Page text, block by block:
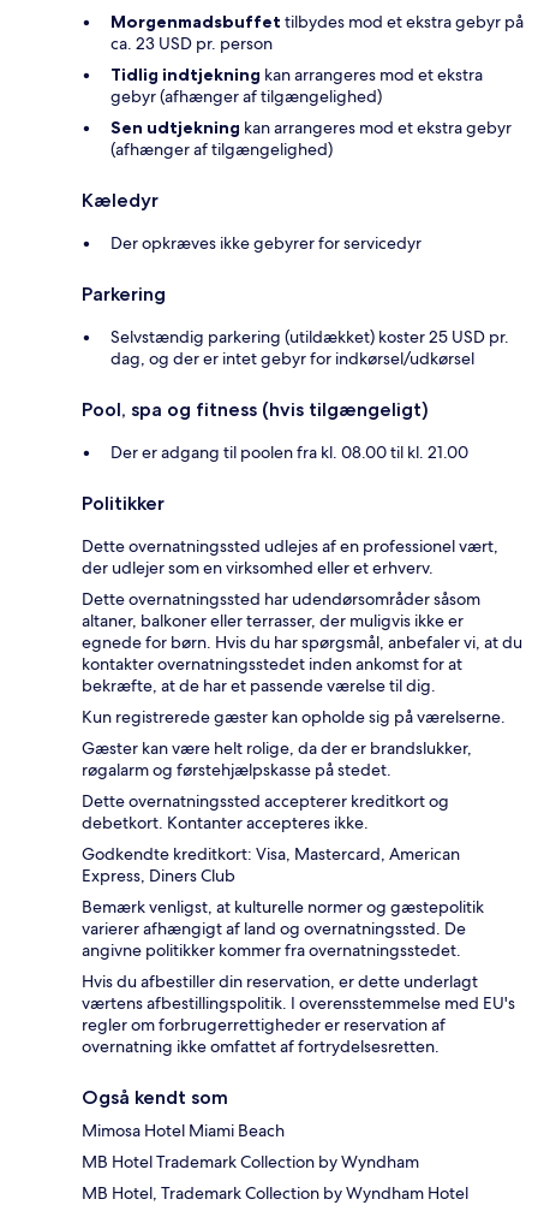
Morgenmadsbuffet tilbydes mod et ekstra gebyr på
ca. 23 USD pr. person
Tidlig indtjekning kan arrangeres mod et ekstra
gebyr (afhænger af tilgængelighed)
Sen udtjekning kan arrangeres mod et ekstra gebyr
(afhænger af tilgængelighed)
Kæledyr
Der opkræves ikke gebyrer for servicedyr
Parkering
Selvstændig parkering (utildækket) koster 25 USD pr.
dag, og der er intet gebyr for indkørsel/udkørsel
Pool, spa og fitness (hvis tilgængeligt)
Der er adgang til poolen fra kl. 08.00 til kl. 21.00
Politikker
Dette overnatningssted udlejes af en professionel vært,
der udlejer som en virksomhed eller et erhverv.
Dette overnatningssted har udendørsområder såsom
altaner, balkoner eller terrasser, der muligvis ikke er
egnede for børn. Hvis du har spørgsmål, anbefaler vi, at du
kontakter overnatningsstedet inden ankomst for at
bekræfte, at de har et passende værelse til dig.
Kun registrerede gæster kan opholde sig på værelserne.
Gæster kan være helt rolige, da der er brandslukker,
røgalarm og førstehjælpskasse på stedet.
Dette overnatningssted accepterer kreditkort og
debetkort. Kontanter accepteres ikke.
Godkendte kreditkort: Visa, Mastercard, American
Express, Diners Club
Bemærk venligst, at kulturelle normer og gæstepolitik
varierer afhængigt af land og overnatningssted. De
angivne politikker kommer fra overnatningsstedet.
Hvis du afbestiller din reservation, er dette underlagt
værtens afbestillingspolitik. I overensstemmelse med EU's
regler om forbrugerrettigheder er reservation af
overnatning ikke omfattet af fortrydelsesretten.
Også kendt som
Mimosa Hotel Miami Beach
MB Hotel Trademark Collection by Wyndham
MB Hotel, Trademark Collection by Wyndham Hotel